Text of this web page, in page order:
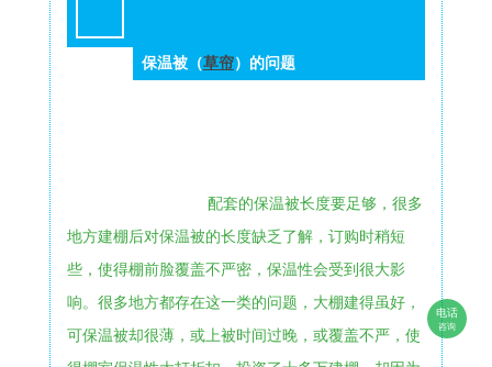
电话
咨询
保温被（草帘）的问题
配套的保温被长度要足够，很多
地方建棚后对保温被的长度缺乏了解，订购时稍短
些，使得棚前脸覆盖不严密，保温性会受到很大影
响。很多地方都存在这一类的问题，大棚建得虽好，
可保温被却很薄，或上被时间过晚，或覆盖不严，使